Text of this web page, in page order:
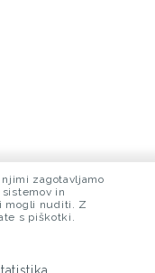
njimi zagotavljamo
in
mogli nuditi. Z
s piškotki.